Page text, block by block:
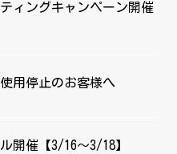
ィングキャンペーン開催
用停止のお客様へ
開催【3/16～3/18】